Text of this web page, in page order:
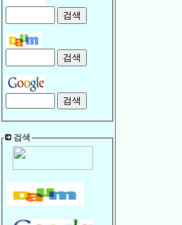
검색